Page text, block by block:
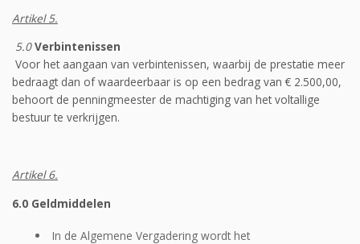
Artikel 5.
5.0Verbintenissen
Voor het aangaan van verbintenissen, waarbij de prestatie meer
bedraagt dan of waardeerbaar is op een bedrag van € 2.500,00,
behoort de penningmeester de machtiging van het voltallige
bestuur te verkrijgen.
Artikel 6.
6.0 Geldmiddelen
In de Algemene Vergadering wordt het